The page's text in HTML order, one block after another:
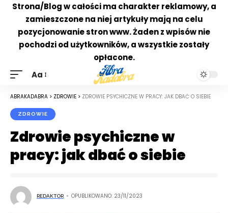
Strona/Blog w całości ma charakter reklamowy, a
zamieszczone na niej artykuły mają na celu
pozycjonowanie stron www. Żaden z wpisów nie
pochodzi od użytkowników, a wszystkie zostały
opłacone.
Aa
ABRAKADABRA > ZDROWIE > ZDROWIE PSYCHICZNE W PRACY: JAK DBAĆ O SIEBIE
ZDROWIE
Zdrowie psychiczne w
pracy: jak dbać o siebie
REDAKTOR OPUBLIKOWANO: 23/11/2023